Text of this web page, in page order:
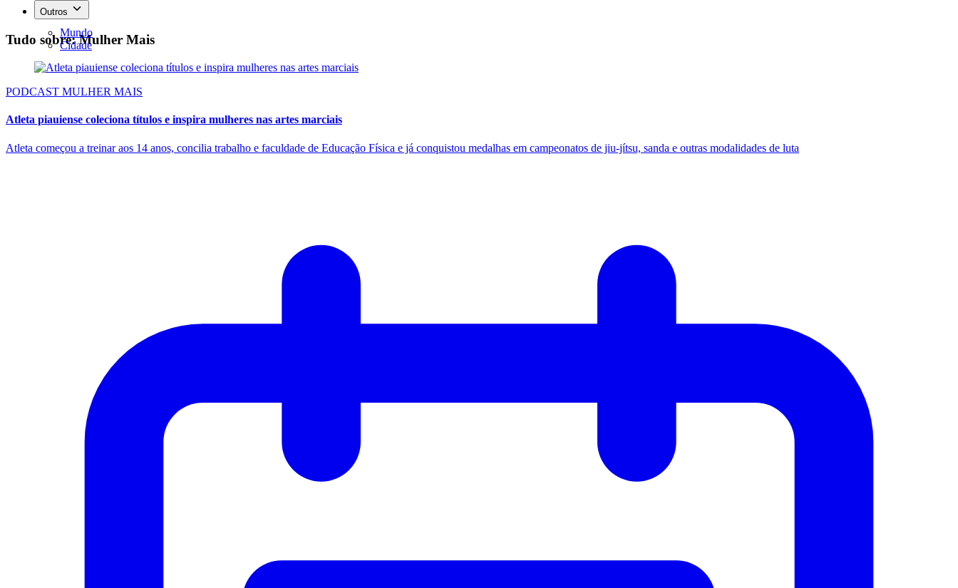
Outros
Mundo
Cidade
Tudo sobre: Mulher Mais
PODCAST MULHER MAIS
Atleta piauiense coleciona títulos e inspira mulheres nas artes marciais
Atleta começou a treinar aos 14 anos, concilia trabalho e faculdade de Educação Física e já conquistou medalhas em campeonatos de jiu-jítsu, sanda e outras modalidades de luta